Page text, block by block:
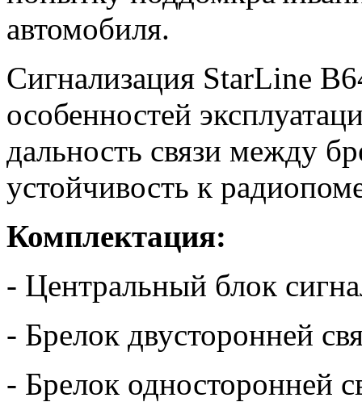
автомобиля.
Сигнализация StarLine
особенностей
дальность связи между
устойчивость к
Комплектация:
- Центральный блок
- Брелок двусторонней
- Брелок односторонней